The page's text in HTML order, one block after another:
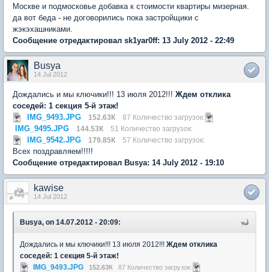
Москве и подмосковье добавка к стоимости квартиры мизерная.
да вот беда - не договорились пока застройщики с
жэкэхашниками.
Сообщение отредактировал sk1yar0ff: 13 July 2012 - 22:49
Busya
14 Jul 2012
Дождались и мы ключики!!! 13 июля 2012!!! Ждем отклика
соседей: 1 секция 5-й этаж!
IMG_9493.JPG
152.63К 87 Количество загрузок:
IMG_9495.JPG 144.53К 51 Количество загрузок:
IMG_9542.JPG 179.85К 57 Количество загрузок:
Всех поздравляем!!!!!
Сообщение отредактировал Busya: 14 July 2012 - 19:10
kawise
14 Jul 2012
Busya, on 14.07.2012 - 20:09:
Дождались и мы ключики!!! 13 июля 2012!!! Ждем отклика
соседей: 1 секция 5-й этаж!
IMG_9493.JPG
152.63К 87 Количество загрузок: